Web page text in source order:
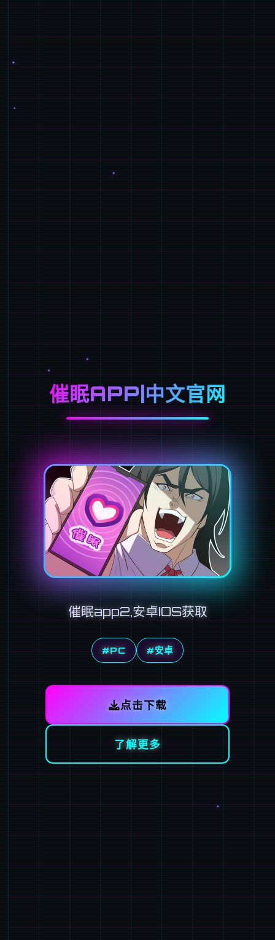
催眠APP|中文官网
催眠app2,安卓IOS获取
#PC #安卓
点击下载
了解更多